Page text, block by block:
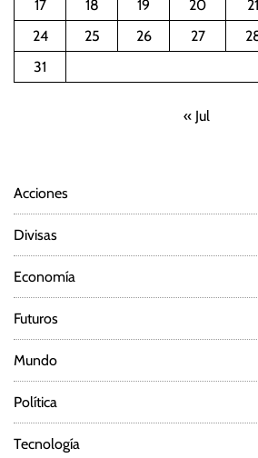
17
18 19 20 21
24
25 26 27
31
« Jul
Acciones
Divisas
Economía
Futuros
Mundo
Política
Tecnología